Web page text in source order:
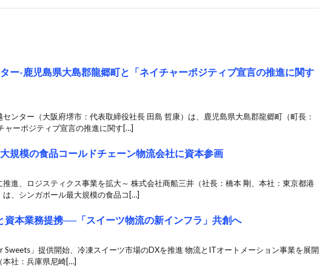
ー-鹿児島県大島郡龍郷町と「ネイチャーポジティブ宣言の推進に関す
ンター（大阪府堺市：代表取締役社長 田島 哲康）は、鹿児島県大島郡龍郷町（町長：
ャーポジティブ宣言の推進に関す[…]
規模の食品コールドチェーン物流会社に資本参画
推進、ロジスティクス事業を拡大～ 株式会社商船三井（社長：橋本 剛、本社：東京都港
は、シンガポール最大規模の食品コ[…]
資本業務提携──「スイーツ物流の新インフラ」共創へ
Sweets」提供開始、冷凍スイーツ市場のDXを推進 物流とITオートメーション事業を展開
本社：兵庫県尼崎[…]